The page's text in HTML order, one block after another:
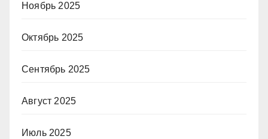
Ноябрь 2025
Октябрь 2025
Сентябрь 2025
Август 2025
Июль 2025